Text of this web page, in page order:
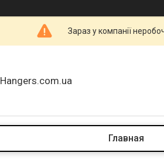
Зараз у компанії
Hangers.com.ua
Главная